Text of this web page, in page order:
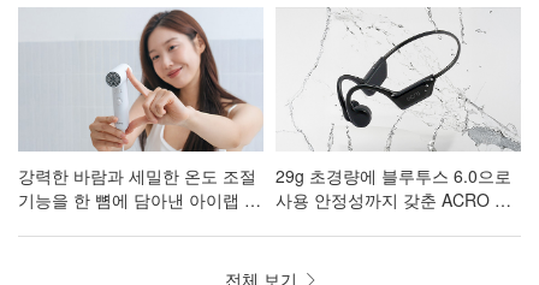
강력한 바람과 세밀한 온도 조절
기능을 한 뼘에 담아낸 아이랩 한
29g 초경량에 블루투스 6.0으로
사용 안정성까지 갖춘 ACRO 프
전체 보기